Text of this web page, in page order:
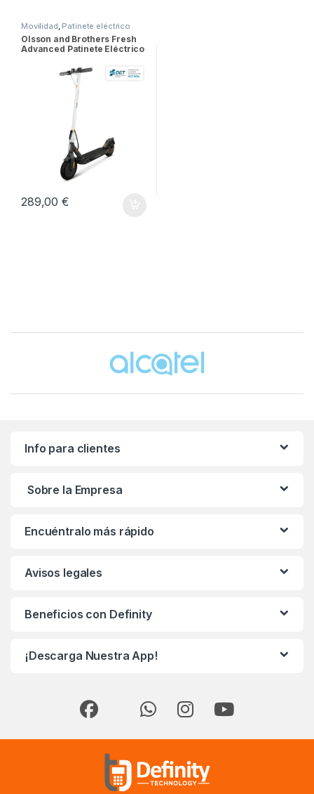
Movilidad, Patinete eléctrico
Olsson and Brothers Fresh
Advanced Patinete Eléctrico
289,00€
Info para clientes
Sobre la Empresa
Encuéntralo más rápido
Avisos legales
Beneficios con Definity
¡Descarga Nuestra App!